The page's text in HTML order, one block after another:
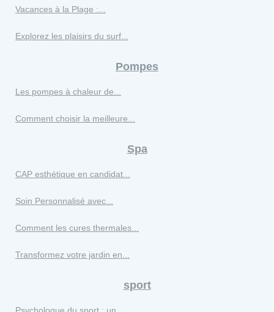
Vacances à la Plage :...
Explorez les plaisirs du surf...
Pompes
Les pompes à chaleur de...
Comment choisir la meilleure...
Spa
CAP esthétique en candidat...
Soin Personnalisé avec...
Comment les cures thermales...
Transformez votre jardin en...
sport